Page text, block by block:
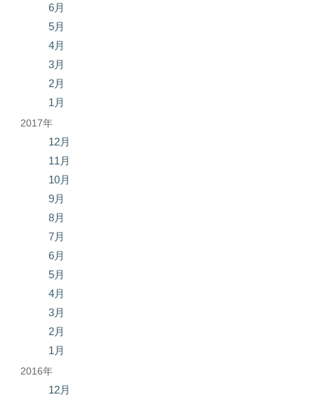
6月
5月
4月
3月
2月
1月
2017年
12月
11月
10月
9月
8月
7月
6月
5月
4月
3月
2月
1月
2016年
12月